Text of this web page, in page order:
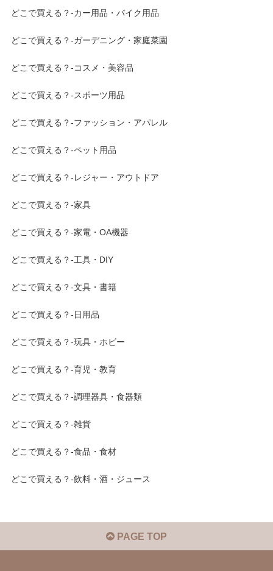
どこで買える？-カー用品・バイク用品
どこで買える？-ガーデニング・家庭菜園
どこで買える？-コスメ・美容品
どこで買える？-スポーツ用品
どこで買える？-ファッション・アパレル
どこで買える？-ペット用品
どこで買える？-レジャー・アウトドア
どこで買える？-家具
どこで買える？-家電・OA機器
どこで買える？-工具・DIY
どこで買える？-文具・書籍
どこで買える？-日用品
どこで買える？-玩具・ホビー
どこで買える？-育児・教育
どこで買える？-調理器具・食器類
どこで買える？-雑貨
どこで買える？-食品・食材
どこで買える？-飲料・酒・ジュース
PAGE TOP